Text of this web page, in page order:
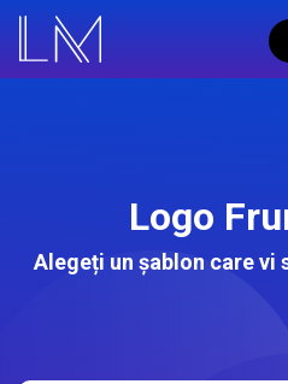
Logo
Alegeți un șablon care vi